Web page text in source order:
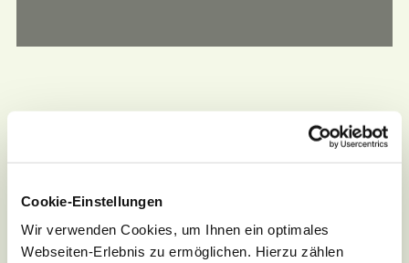
Cookie-Einstellungen
Wir verwenden Cookies, um Ihnen ein optimales
Webseiten-Erlebnis zu ermöglichen. Hierzu zählen